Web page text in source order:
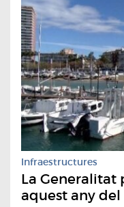
Infraestructures
La Generalitat
aquest any